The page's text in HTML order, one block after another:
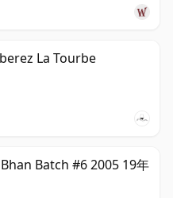
La Tourbe
Batch #6 2005 19年